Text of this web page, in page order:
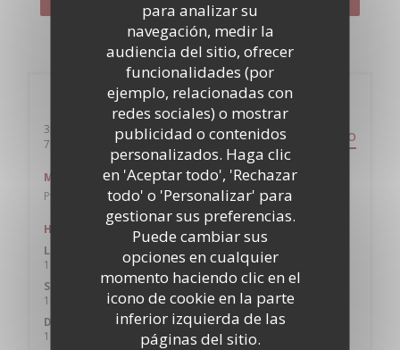
para analizar su
navegación, medir la
audiencia del sitio, ofrecer
funcionalidades (por
ejemplo, relacionadas con
redes sociales) o mostrar
publicidad o contenidos
personalizados. Haga clic
en 'Aceptar todo', 'Rechazar
todo' o 'Personalizar' para
gestionar sus preferencias.
Puede cambiar sus
opciones en cualquier
momento haciendo clic en el
icono de cookie en la parte
inferior izquierda de las
páginas del sitio.
Información general
356 Rue des Pyrénées
75020 Paris
((abre en una nueva ventana)) ITINERARIO
Metro
Pyrénées / Jourdain
Horario de apertura
Lun
12:00 - 14:30
19:00 - 23:00
Sábado
12:00 - 15:00 • 18:45 - 23:00
Domingo
12:00 - 15:00
18:45 - 22:30